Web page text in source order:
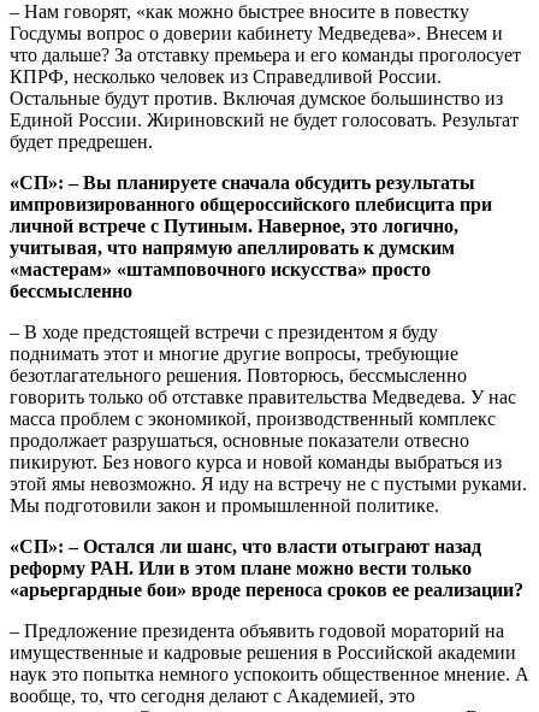
– Нам говорят, «как можно быстрее вносите в повестку
Госдумы вопрос о доверии кабинету Медведева». Внесем и
что дальше? За отставку премьера и его команды проголосует
КПРФ, несколько человек из Справедливой России.
Остальные будут против. Включая думское большинство из
Единой России. Жириновский не будет голосовать. Результат
будет предрешен.
«СП»: – Вы планируете сначала обсудить результаты
импровизированного общероссийского плебисцита при
личной встрече с Путиным. Наверное, это логично,
учитывая, что напрямую апеллировать к думским
«мастерам» «штамповочного искусства» просто
бессмысленно
– В ходе предстоящей встречи с президентом я буду
поднимать этот и многие другие вопросы, требующие
безотлагательного решения. Повторюсь, бессмысленно
говорить только об отставке правительства Медведева. У нас
масса проблем с экономикой, производственный комплекс
продолжает разрушаться, основные показатели отвесно
пикируют. Без нового курса и новой команды выбраться из
этой ямы невозможно. Я иду на встречу не с пустыми руками.
Мы подготовили закон и промышленной политике.
«СП»: – Остался ли шанс, что власти отыграют назад
реформу РАН. Или в этом плане можно вести только
«арьергардные бои» вроде переноса сроков ее реализации?
– Предложение президента объявить годовой мораторий на
имущественные и кадровые решения в Российской академии
наук это попытка немного успокоить общественное мнение. А
вообще, то, что сегодня делают с Академией, это